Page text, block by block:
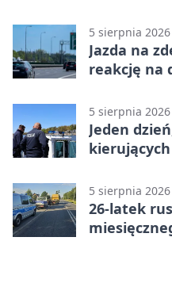
5 sierpnia 2026
Jazda na
reakcję na
5 sierpnia 2026
Jeden
5 sierpnia 2026
26-latek